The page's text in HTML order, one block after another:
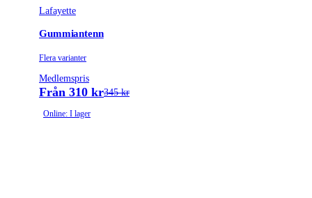
Lafayette
Gummiantenn
Flera varianter
Medlemspris
Från 310 kr345 kr
Online: I lager